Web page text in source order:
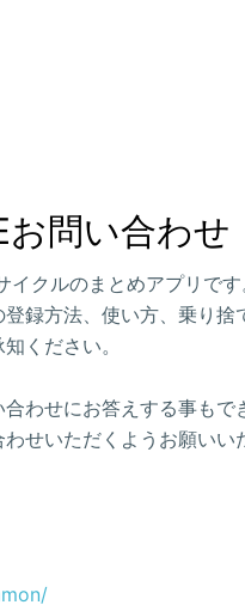
お問い合わせ
クルのまとめアプリです
録方法、使い方、乗り捨
ください。
わせにお答えする事もで
せいただくようお願いい